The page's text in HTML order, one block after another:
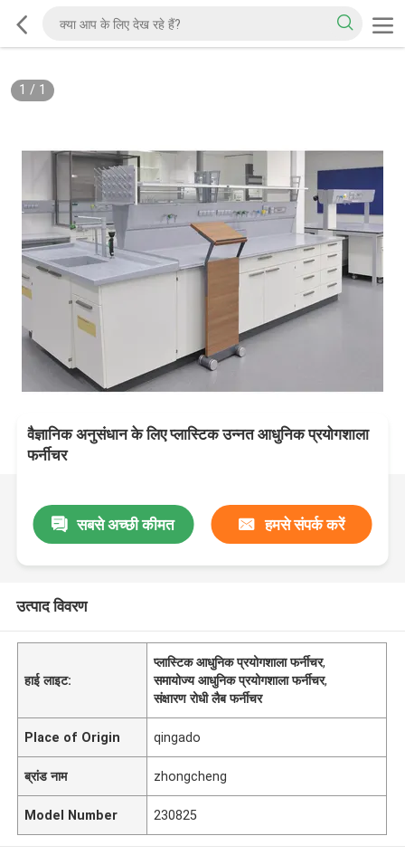
1 / 1
वैज्ञानिक अनुसंधान के लिए प्लास्टिक उन्नत आधुनिक प्रयोगशाला
फर्नीचर
सबसे अच्छी कीमत हमसे संपर्क करें
उत्पाद विवरण
हाई लाइट:
प्लास्टिक आधुनिक प्रयोगशाला फर्नीचर,
समायोज्य आधुनिक प्रयोगशाला फर्नीचर,
संक्षारण रोधी लैब फर्नीचर
Place of Origin qingado
ब्रांड नाम zhongcheng
Model Number 230825